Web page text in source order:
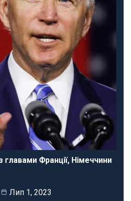
Франції, Німеччини
Лип 1, 2023